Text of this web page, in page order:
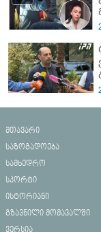
მთავარი
საზოგადოება
სამხედრო
სპორტი
ისტორიანი
გზავნილი მომავალში
ვერსია